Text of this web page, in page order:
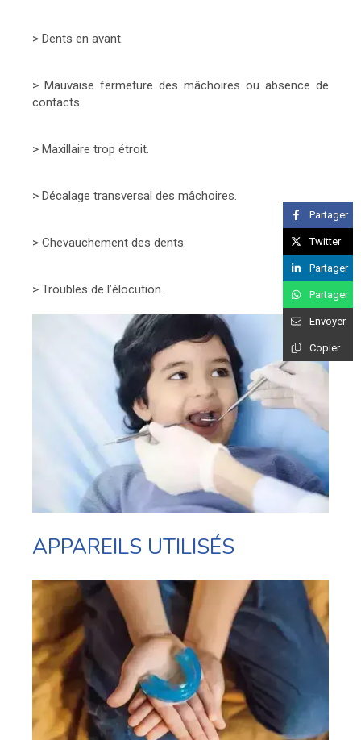
> Dents en avant.
> Mauvaise fermeture des mâchoires ou absence de
contacts.
> Maxillaire trop étroit.
> Décalage transversal des mâchoires.
> Chevauchement des dents.
> Troubles de l’élocution.
APPAREILS UTILISÉS
Partager
Twitter
Partager
Partager
Envoyer
Copier